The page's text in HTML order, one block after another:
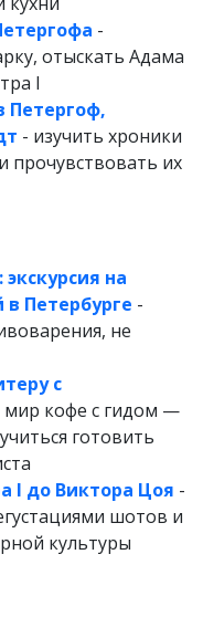
-
отыскать Адама
I
Петергоф,
- изучить хроники
прочувствовать их
на
Петербурге -
не
с
мир кофе с гидом —
готовить
I до Виктора Цоя -
шотов и
культуры